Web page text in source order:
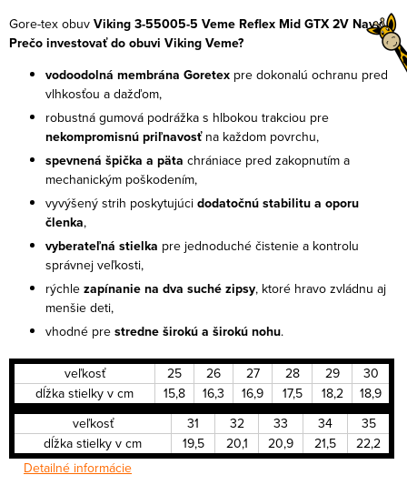
Gore-tex obuv Viking 3-55005-5 Veme Reflex Mid GTX 2V Navy
Prečo investovať do obuvi Viking Veme?
vodoodolná membrána Goretex pre dokonalú ochranu pred
vlhkosťou a dažďom,
robustná gumová podrážka s hlbokou trakciou pre
nekompromisnú priľnavosťna každom povrchu,
spevnená špička a päta chrániace pred zakopnutím a
mechanickým poškodením,
vyvýšený strih poskytujúci dodatočnú stabilitu a oporu
členka,
vyberateľná stielka pre jednoduché čistenie a kontrolu
správnej veľkosti,
rýchle zapínanie na dva suché zipsy, ktoré hravo zvládnu aj
menšie deti,
vhodné pre stredne širokú a širokú nohu.
veľkosť 25 26 27 28 29
30
dĺžka stielky v cm
15,8 16,3 16,9 17,5 18,2
18,9
veľkosť
31 32 33 34
35
dĺžka stielky v cm
19,5 20,1 20,9 21,5
22,2
Detailné informácie